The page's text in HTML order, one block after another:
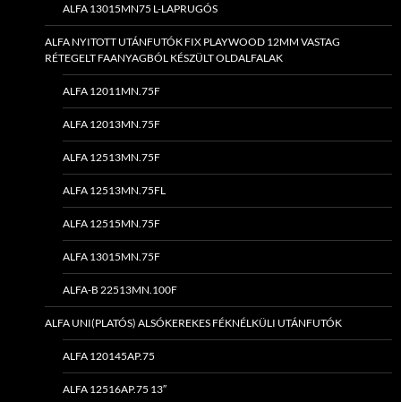
ALFA 13015MN75 L-LAPRUGÓS
ALFA NYITOTT UTÁNFUTÓK FIX PLAYWOOD 12MM VASTAG
RÉTEGELT FAANYAGBÓL KÉSZÜLT OLDALFALAK
ALFA 12011MN.75F
ALFA 12013MN.75F
ALFA 12513MN.75F
ALFA 12513MN.75FL
ALFA 12515MN.75F
ALFA 13015MN.75F
ALFA-B 22513MN.100F
ALFA UNI(PLATÓS) ALSÓKEREKES FÉKNÉLKÜLI UTÁNFUTÓK
ALFA 120145AP.75
ALFA 12516AP.75 13″